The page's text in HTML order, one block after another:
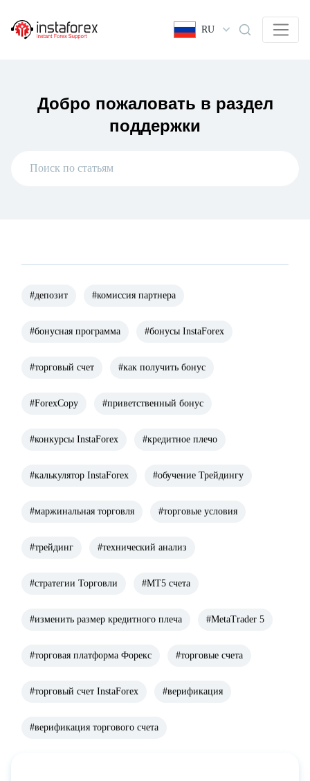
RU
Добро пожаловать в раздел
поддержки
#депозит #комиссия партнера
#бонусная программа #бонусы InstaForex
#торговый счет #как получить бонус
#ForexCopy #приветственный бонус
#конкурсы InstaForex #кредитное плечо
#калькулятор InstaForex #обучение Трейдингу
#маржинальная торговля #торговые условия
#трейдинг #технический анализ
#стратегии Торговли #МТ5 счета
#изменить размер кредитного плеча #MetaTrader 5
#торговая платформа Форекс #торговые счета
#торговый счет InstaForex #верификация
#верификация торгового счета